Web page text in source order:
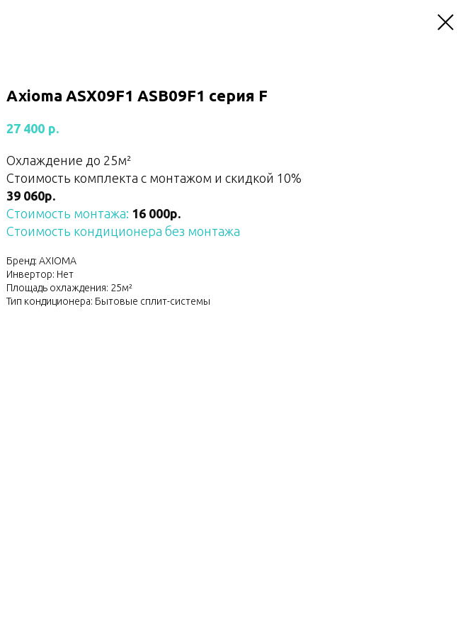
Axioma ASX09F1 ASB09F1 серия F
27 400 р.
Охлаждение до 25м²
Стоимость комплекта с монтажом и скидкой 10%
39 060р.
Стоимость монтажа: 16 000р.
Стоимость кондиционера без монтажа
Бренд: AXIOMA
Инвертор: Нет
Площадь охлаждения: 25м²
Тип кондиционера: Бытовые сплит-системы